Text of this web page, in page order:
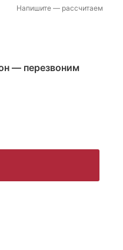
Напишите — рассчитаем
— перезвоним